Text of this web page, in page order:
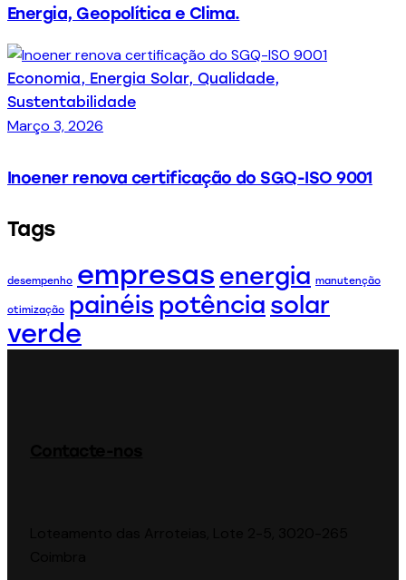
Energia, Geopolítica e Clima.
Economia, Energia Solar, Qualidade,
Sustentabilidade
Março 3, 2026
Inoener renova certificação do SGQ-ISO 9001
Tags
desempenho empresas energia manutenção
otimização painéis potência solar
verde